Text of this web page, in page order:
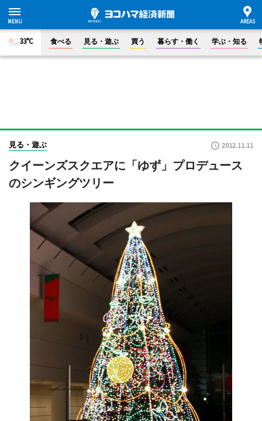
33°C 食べる 見る・遊ぶ 買う 暮らす・働く 学ぶ・知る
見る・遊ぶ 2012.11.11
クイーンズスクエアに「ゆず」プロデュース
のシンギングツリー